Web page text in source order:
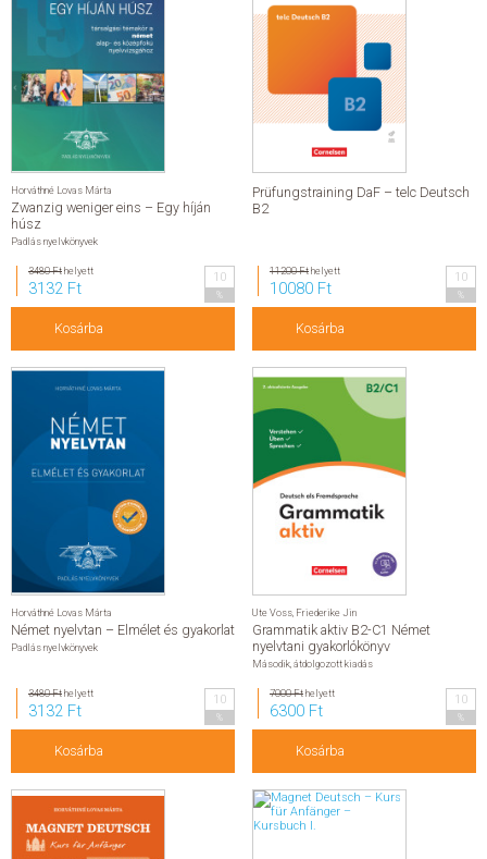
Horváthné Lovas Márta
Zwanzig weniger eins – Egy híján
húsz
Padlás nyelvkönyvek
3480 Fthelyett
3132 Ft
10
Kosárba
Prüfungstraining DaF – telc Deutsch
B2
11200 Fthelyett
10080 Ft
10
Kosárba
Horváthné Lovas Márta
Német nyelvtan – Elmélet és gyakorlat
Padlás nyelvkönyvek
3480 Fthelyett
3132 Ft
10
Kosárba
Ute Voss Friederike Jin
Grammatik aktiv B2-C1 Német
nyelvtani gyakorlókönyv
Második, átdolgozott kiadás
7000 Fthelyett
6300 Ft
10
Kosárba